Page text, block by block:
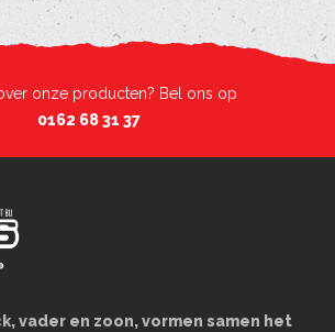
onze producten? Bel ons op
0162 68 31 37
vader en zoon, vormen samen het